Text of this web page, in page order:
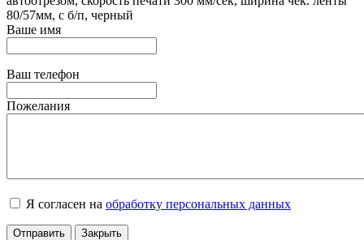
80/57мм, с б/п, черный
Ваше имя
Ваш телефон
Пожелания
Я согласен на обработку персональных данных
Отправить Закрыть